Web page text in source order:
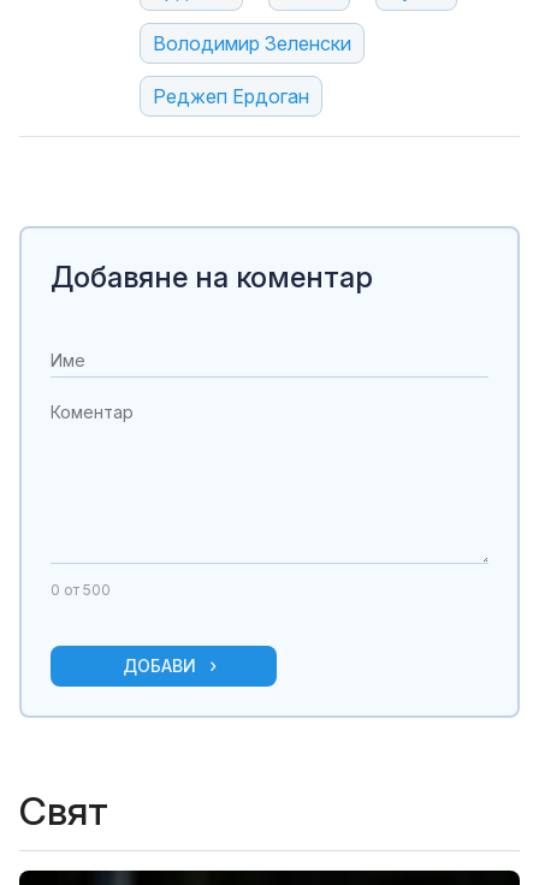
Володимир Зеленски
Реджеп Ердоган
Добавяне на коментар
0 от 500
ДОБАВИ
Свят